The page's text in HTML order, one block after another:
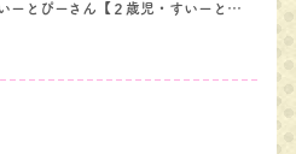
夏のすいーとぴーさん【２歳児・すいーとぴー組】